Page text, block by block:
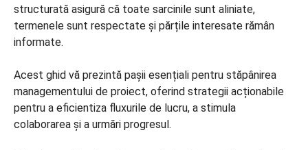
structurată asigură că toate sarcinile sunt aliniate,
termenele sunt respectate și părțile interesate rămân
informate.
Acest ghid vă prezintă pașii esențiali pentru stăpânirea
managementului de proiect, oferind strategii acționabile
pentru a eficientiza fluxurile de lucru, a stimula
colaborarea și a urmări progresul.